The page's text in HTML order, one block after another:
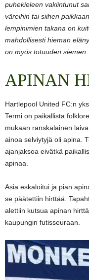
puhekieleen vakiintunut
väreihin tai siihen
lempinimien takana on
mahdollisesti hieman
on myös totuuden siemen
APINAN
Hartlepool United FC:n
Termi on paikallista
mukaan ranskalainen
ainoa selviytyjä oli apina.
ajanjaksoa eivätkä
apinaa.
Asia eskaloitui ja pian
se päätettiin hirttää.
alettiin kutsua apinan
kaupungin futisseuraan.